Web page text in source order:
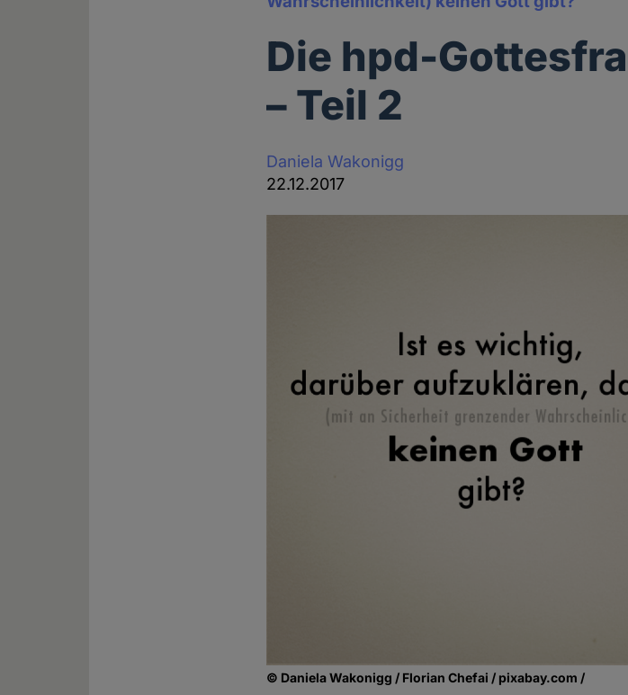
Die hpd-
– Teil 2
Daniela Wakonigg
22.12.2017
© Daniela Wakonigg / Florian Chefai / pixabay.com /